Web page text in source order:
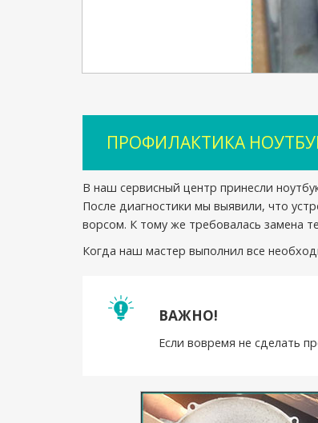
ПРОФИЛАКТИКА
В наш сервисный центр принесли
После диагностики мы выявили, что
ворсом. К тому же требовалась замена
Когда наш мастер выполнил все
ВАЖНО!
Если вовремя не сделать